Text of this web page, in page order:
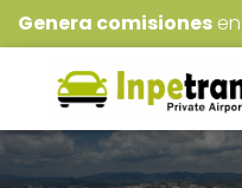
Genera comisiones
Afiliados !!!